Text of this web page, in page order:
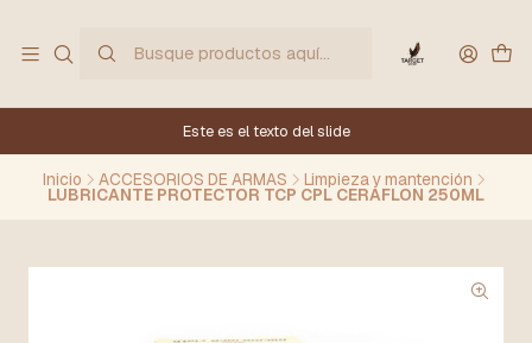
Este es el texto del slide
Inicio ACCESORIOS DE ARMAS Limpieza y mantención
LUBRICANTE PROTECTOR TCP CPL CERAFLON 250ML